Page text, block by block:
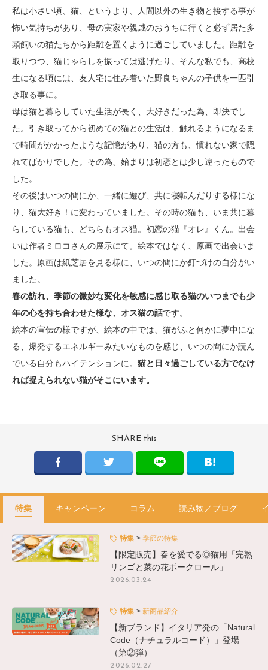
私は小さい頃、猫、というより、人間以外の生き物と接する事が
怖い気持ちがあり、母の実家や親戚のおうちに行くと必ず居た多
頭飼いの猫たちから距離を置くように過ごしていました。距離を
取りつつ、猫じゃらしを振っては逃げたり。そんな私でも、高校
生になる頃には、友人宅に住み着いた野良ちゃんの子供を一匹引
き取る事に。
母は猫と暮らしていた生活が長く、大好きだった為、即決でし
た。引き取ってから初めての猫との生活は、触れるようになるま
で時間がかかったような記憶があり、猫の方も、慣れない家で隠
れてばかりでした。その為、始まりは初恋とは少し違ったもので
した。
その後はいつの間にか、一緒に遊び、共に寝転んだりする様にな
り、猫大好き！に変わっていました。その時の猫も、いま共に暮
らしている猫も、どちらもオス猫。初恋の猫『オレ』くん。出会
いは作者ミロコさんの展示にて。絵本ではなく、原画で出会いま
した。原画は紙芝居を見る様に、いつの間にか釘づけの自分がい
ました。
春の訪れ、季節の微妙な変化を敏感に感じ取る猫のいつまでも少
年の心を持ち合わせた様な、オス猫の話です。
絵本の宣伝の様ですが、絵本の中では、猫がふと何かに夢中にな
る、爆発するエネルギーみたいなものを感じ、いつの間にか読ん
でいる自分もハイテンションに。 猫と日々過ごしている方でなけ
れば捉えられない猫がそこにいます。
SHARE this
特集 キャンペーン コラム 読み物／ブログ
特集 季節の特集
【限定販売】春を愛でる◎猫用「完熟
リンゴと菜の花ポークロール」
2026.03.24
特集 新商品紹介
【新ブランド】イタリア発の「Natural
Code（ナチュラルコード）」登場
（第②弾）
2026.02.27